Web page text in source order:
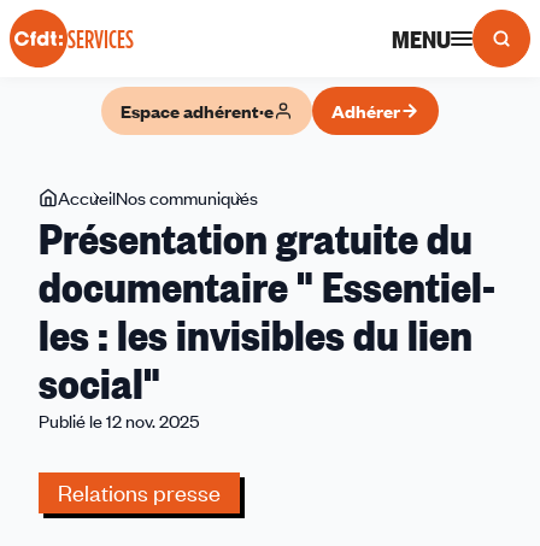
Panneau de gestion des cookies
SERVICES MENU
Espace adhérent·e Adhérer
Vous
êtes
ici
AccueilNos communiqués
gratuite
documentaire
"
Essentiel-
Présentation gratuite du
documentaire " Essentiel-
les : les invisibles du lien
social"
Publié le 12 nov. 2025
Relations presse